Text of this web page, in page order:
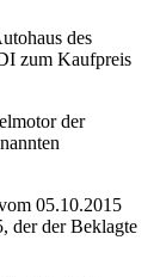
des
zum Kaufpreis
der
05.10.2015
der der Beklagte